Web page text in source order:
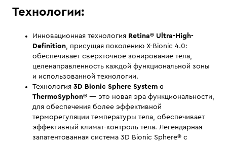
Технологии:
Инновационная технология Retina® Ultra-High-
Definition, присущая поколению X-Bionic 4.0:
обеспечивает сверхточное зонирование тела,
целенаправленность каждой функциональной зоны
и использованной технологии.
Технология 3D Bionic Sphere System с
ThermoSyphon® — это новая эра функциональности,
для обеспечения более эффективной
терморегуляции температуры тела, обеспечивает
эффективный климат-контроль тела. Легендарная
запатентованная система 3D Bionic Sphere® с